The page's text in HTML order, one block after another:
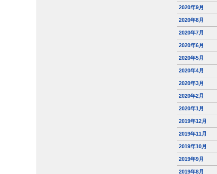
2020年9月
2020年8月
2020年7月
2020年6月
2020年5月
2020年4月
2020年3月
2020年2月
2020年1月
2019年12月
2019年11月
2019年10月
2019年9月
2019年8月